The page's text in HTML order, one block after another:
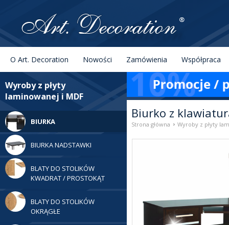
Menu
O Art. Decoration Nowości Zamówienia Współpraca
Szukaj
Wyroby z płyty
laminowanej i MDF
BIURKA
BIURKA NADSTAWKI
BLATY DO STOLIKÓW
KWADRAT / PROSTOKĄT
BLATY DO STOLIKÓW
OKRĄGŁE
Biurko z
Strona główna › Wyroby z płyty